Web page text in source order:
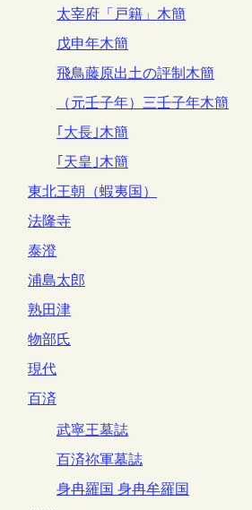
太宰府「戸籍」木簡
戊申年木簡
飛鳥藤原出土の評制木簡
（元壬子年）三壬子年木簡
｢大長｣木簡
｢天皇｣木簡
東北王朝（蝦夷国）
法隆寺
泰澄
浦島太郎
熟田津
物部氏
現代
百済
武寧王墓誌
百済祢軍墓誌
身冉羅国 身冉牟羅国